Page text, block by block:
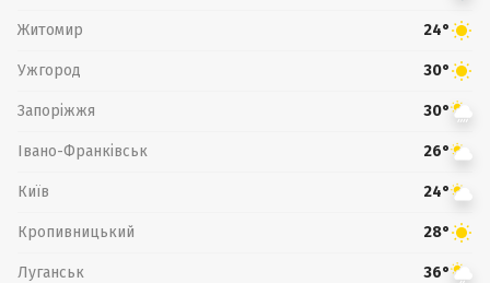
Житомир 24°
Ужгород 30°
Запоріжжя 30°
Івано-Франківськ 26°
Київ 24°
Кропивницький 28°
Луганськ 36°